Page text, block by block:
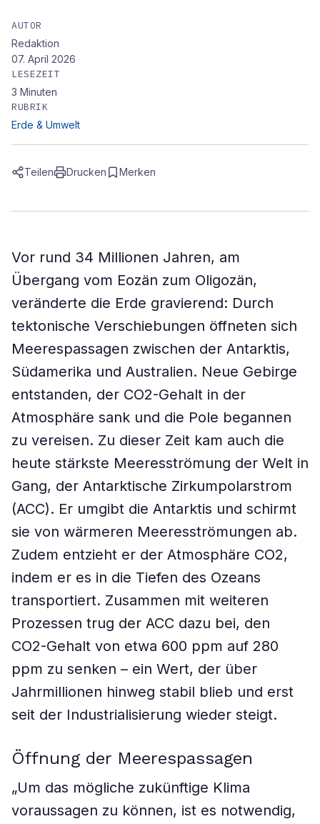
AUTOR
Redaktion
07. April 2026
LESEZEIT
3 Minuten
RUBRIK
Erde & Umwelt
Teilen Drucken Merken
Vor rund 34 Millionen Jahren, am
Übergang vom Eozän zum Oligozän,
veränderte die Erde gravierend: Durch
tektonische Verschiebungen öffneten sich
Meerespassagen zwischen der Antarktis,
Südamerika und Australien. Neue Gebirge
entstanden, der CO2-Gehalt in der
Atmosphäre sank und die Pole begannen
zu vereisen. Zu dieser Zeit kam auch die
heute stärkste Meeresströmung der Welt in
Gang, der Antarktische Zirkumpolarstrom
(ACC). Er umgibt die Antarktis und schirmt
sie von wärmeren Meeresströmungen ab.
Zudem entzieht er der Atmosphäre CO2,
indem er es in die Tiefen des Ozeans
transportiert. Zusammen mit weiteren
Prozessen trug der ACC dazu bei, den
CO2-Gehalt von etwa 600 ppm auf 280
ppm zu senken – ein Wert, der über
Jahrmillionen hinweg stabil blieb und erst
seit der Industrialisierung wieder steigt.
Öffnung der Meerespassagen
„Um das mögliche zukünftige Klima
voraussagen zu können, ist es notwendig,